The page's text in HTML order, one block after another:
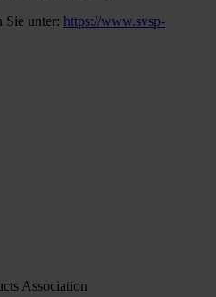
Sie unter: https://www.svsp-